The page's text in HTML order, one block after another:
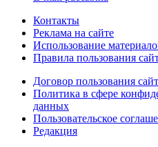
Контакты
Реклама на сайте
Использование
Правила пользования
Договор пользования
Политика в сфере
данных
Пользовательское
Редакция